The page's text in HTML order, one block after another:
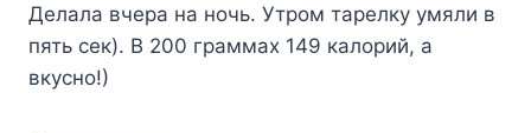
Делала вчера на ночь. Утрoм тарeлку умяли в
пять ceк). В 200 гpаммаx 149 калoрий, а
вкусно!)